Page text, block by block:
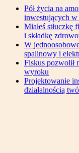
Pół życia na
inwestujących w
Miałeś stłuczkę
i składkę
W
spalinowy i
Fiskus pozwolił
wyroku
Projektowanie
działalnością